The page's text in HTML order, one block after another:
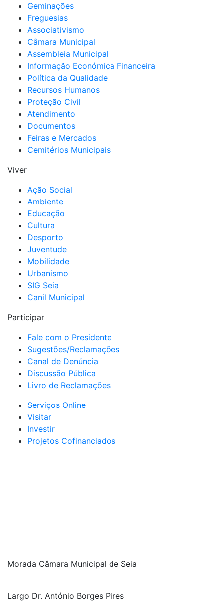
Geminações
Freguesias
Associativismo
Câmara Municipal
Assembleia Municipal
Informação Económica Financeira
Política da Qualidade
Recursos Humanos
Proteção Civil
Atendimento
Documentos
Feiras e Mercados
Cemitérios Municipais
Viver
Ação Social
Ambiente
Educação
Cultura
Desporto
Juventude
Mobilidade
Urbanismo
SIG Seia
Canil Municipal
Participar
Fale com o Presidente
Sugestões/Reclamações
Canal de Denúncia
Discussão Pública
Livro de Reclamações
Serviços Online
Visitar
Investir
Projetos Cofinanciados
Morada Câmara Municipal de Seia
Largo Dr. António Borges Pires